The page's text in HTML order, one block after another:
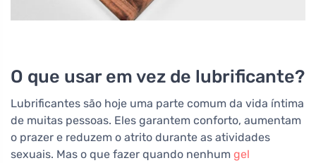
O que usar em vez de lubrificante?
Lubrificantes são hoje uma parte comum da vida íntima
de muitas pessoas. Eles garantem conforto, aumentam
o prazer e reduzem o atrito durante as atividades
sexuais. Mas o que fazer quando nenhum gel